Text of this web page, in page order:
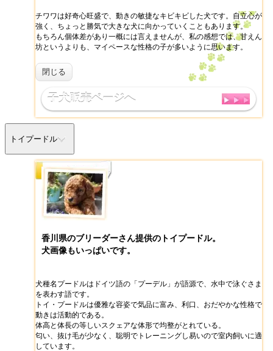
チワワは好奇心旺盛で、動きの敏捷なキビキビした犬です。自立心が
強く、ちょっと勝気で大きな犬に向かっていくこともあります。
もちろん個体差があり一概には言えませんが、私の感想では、甘えん
坊というよりも、マイペースな性格の子が多いように思います。
閉じる
子犬販売ページへ
トイプードル
香川県のブリーダーさん提供のトイプードル。
犬画像もいっぱいです。
犬種名プードルはドイツ語の「プーデル」が語源で、水中で泳ぐさま
を表わす語です。
トイ・プードルは優雅な容姿で気品に富み、利口、おだやかな性格で
動きは活動的である。
体高と体長の等しいスクェアな体形で均整がとれている。
匂い、抜け毛が少なく、聡明でトレーニングし易いので室内飼いに適
しています。